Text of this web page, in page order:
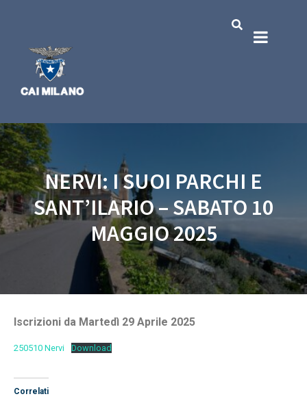
NERVI: I SUOI PARCHI E
SANT’ILARIO – SABATO 10
MAGGIO 2025
Iscrizioni da Martedì 29 Aprile 2025
250510 Nervi Download
Correlati